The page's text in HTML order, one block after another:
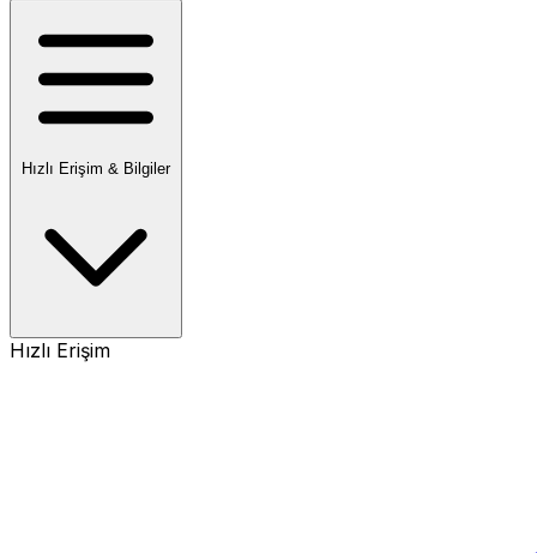
Hızlı Erişim & Bilgiler
Hızlı Erişim